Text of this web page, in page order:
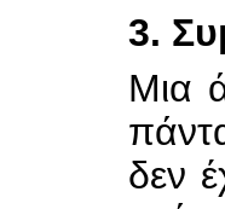
3.
Μια
δεν